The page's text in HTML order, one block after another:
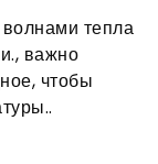
тепла
важно
чтобы